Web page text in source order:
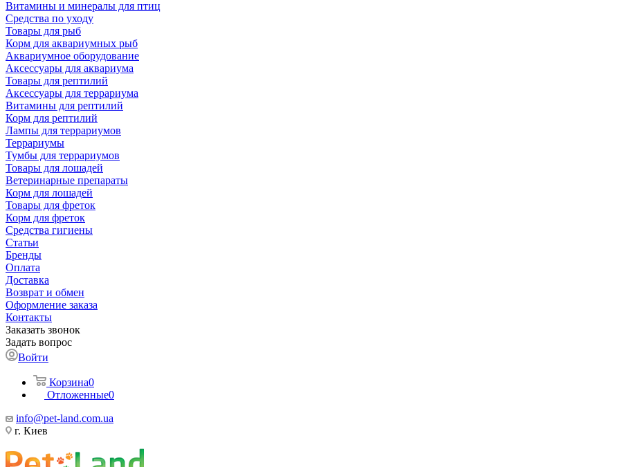
Витамины и минералы для птиц
Средства по уходу
Товары для рыб
Корм для аквариумных рыб
Аквариумное оборудование
Аксессуары для аквариума
Товары для рептилий
Аксессуары для террариума
Витамины для рептилий
Корм для рептилий
Лампы для террариумов
Террариумы
Тумбы для террариумов
Товары для лошадей
Ветеринарные препараты
Корм для лошадей
Товары для фреток
Корм для фреток
Средства гигиены
Статьи
Бренды
Оплата
Доставка
Возврат и обмен
Оформление заказа
Контакты
Заказать звонок
Задать вопрос
Войти
Корзина0
Отложенные0
info@pet-land.com.ua
г. Киев